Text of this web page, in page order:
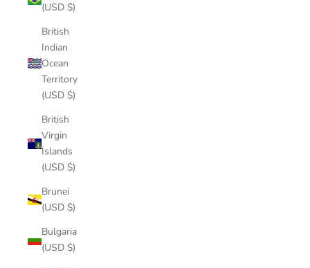
(USD $)
British
Indian
Ocean
Territory
(USD $)
British
Virgin
Islands
(USD $)
Brunei
(USD $)
Bulgaria
(USD $)